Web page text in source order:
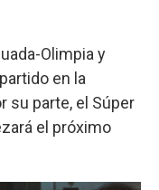
Olimpia y
en la
su parte, el Súper
el próximo